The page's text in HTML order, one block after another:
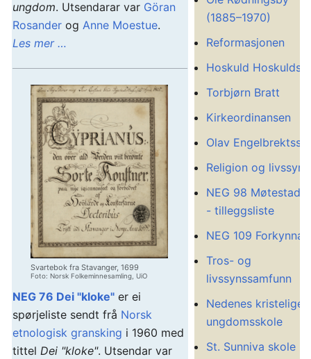
ungdom. Utsendarar var Göran
Rosander og Anne Moestue.
Les mer …
Svartebok fra Stavanger, 1699
Foto: Norsk Folkeminnesamling, UiO
NEG 76 Dei "kloke" er ei
spørjeliste sendt frå Norsk
etnologisk gransking i 1960 med
tittel Dei "kloke". Utsendar var
(1885–1970)
Reformasjonen
Hoskuld
Torbjørn Bratt
Kirkeordinansen
Olav
Religion og livssyn
NEG 98
- tilleggsliste
NEG 109
Tros- og
livssynssamfunn
Nedenes kristelige
ungdomsskole
St. Sunniva skole